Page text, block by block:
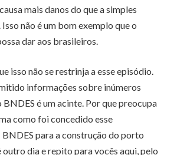
mais danos do que a simples
não é um bom exemplo que o
dar aos brasileiros.
isso não se restrinja a esse episódio.
informações sobre inúmeros
BNDES é um acinte. Por que preocupa
como foi concedido esse
para a construção do porto
outro dia e repito para vocês aqui, pelo